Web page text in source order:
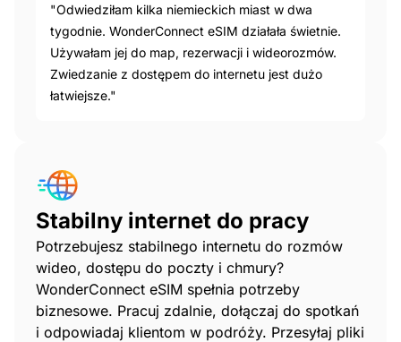
"Odwiedziłam kilka niemieckich miast w dwa
tygodnie. WonderConnect eSIM działała świetnie.
Używałam jej do map, rezerwacji i wideorozmów.
Zwiedzanie z dostępem do internetu jest dużo
łatwiejsze."
Stabilny internet do pracy
Potrzebujesz stabilnego internetu do rozmów
wideo, dostępu do poczty i chmury?
WonderConnect eSIM spełnia potrzeby
biznesowe. Pracuj zdalnie, dołączaj do spotkań
i odpowiadaj klientom w podróży. Przesyłaj pliki